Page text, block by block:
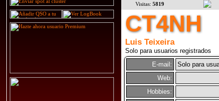
Visitas: 5819
CT4NH
Luis Teixeira
Solo para usuarios registrados
E-mail:
Solo para
Web:
Hobbies: